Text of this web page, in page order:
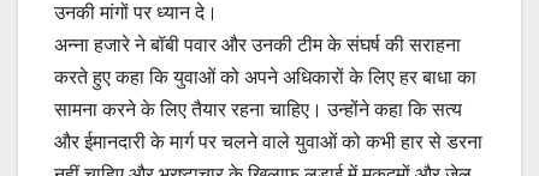
उनकी मांगों पर ध्यान दे।
अन्ना हजारे ने बॉबी पवार और उनकी टीम के संघर्ष की सराहना
करते हुए कहा कि युवाओं को अपने अधिकारों के लिए हर बाधा का
सामना करने के लिए तैयार रहना चाहिए। उन्होंने कहा कि सत्य
और ईमानदारी के मार्ग पर चलने वाले युवाओं को कभी हार से डरना